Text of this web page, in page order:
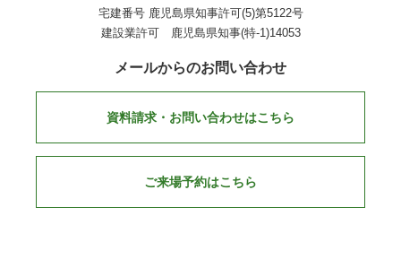
宅建番号 鹿児島県知事許可(5)第5122号
建設業許可 鹿児島県知事(特-1)14053
メールからのお問い合わせ
資料請求・お問い合わせはこちら
ご来場予約はこちら